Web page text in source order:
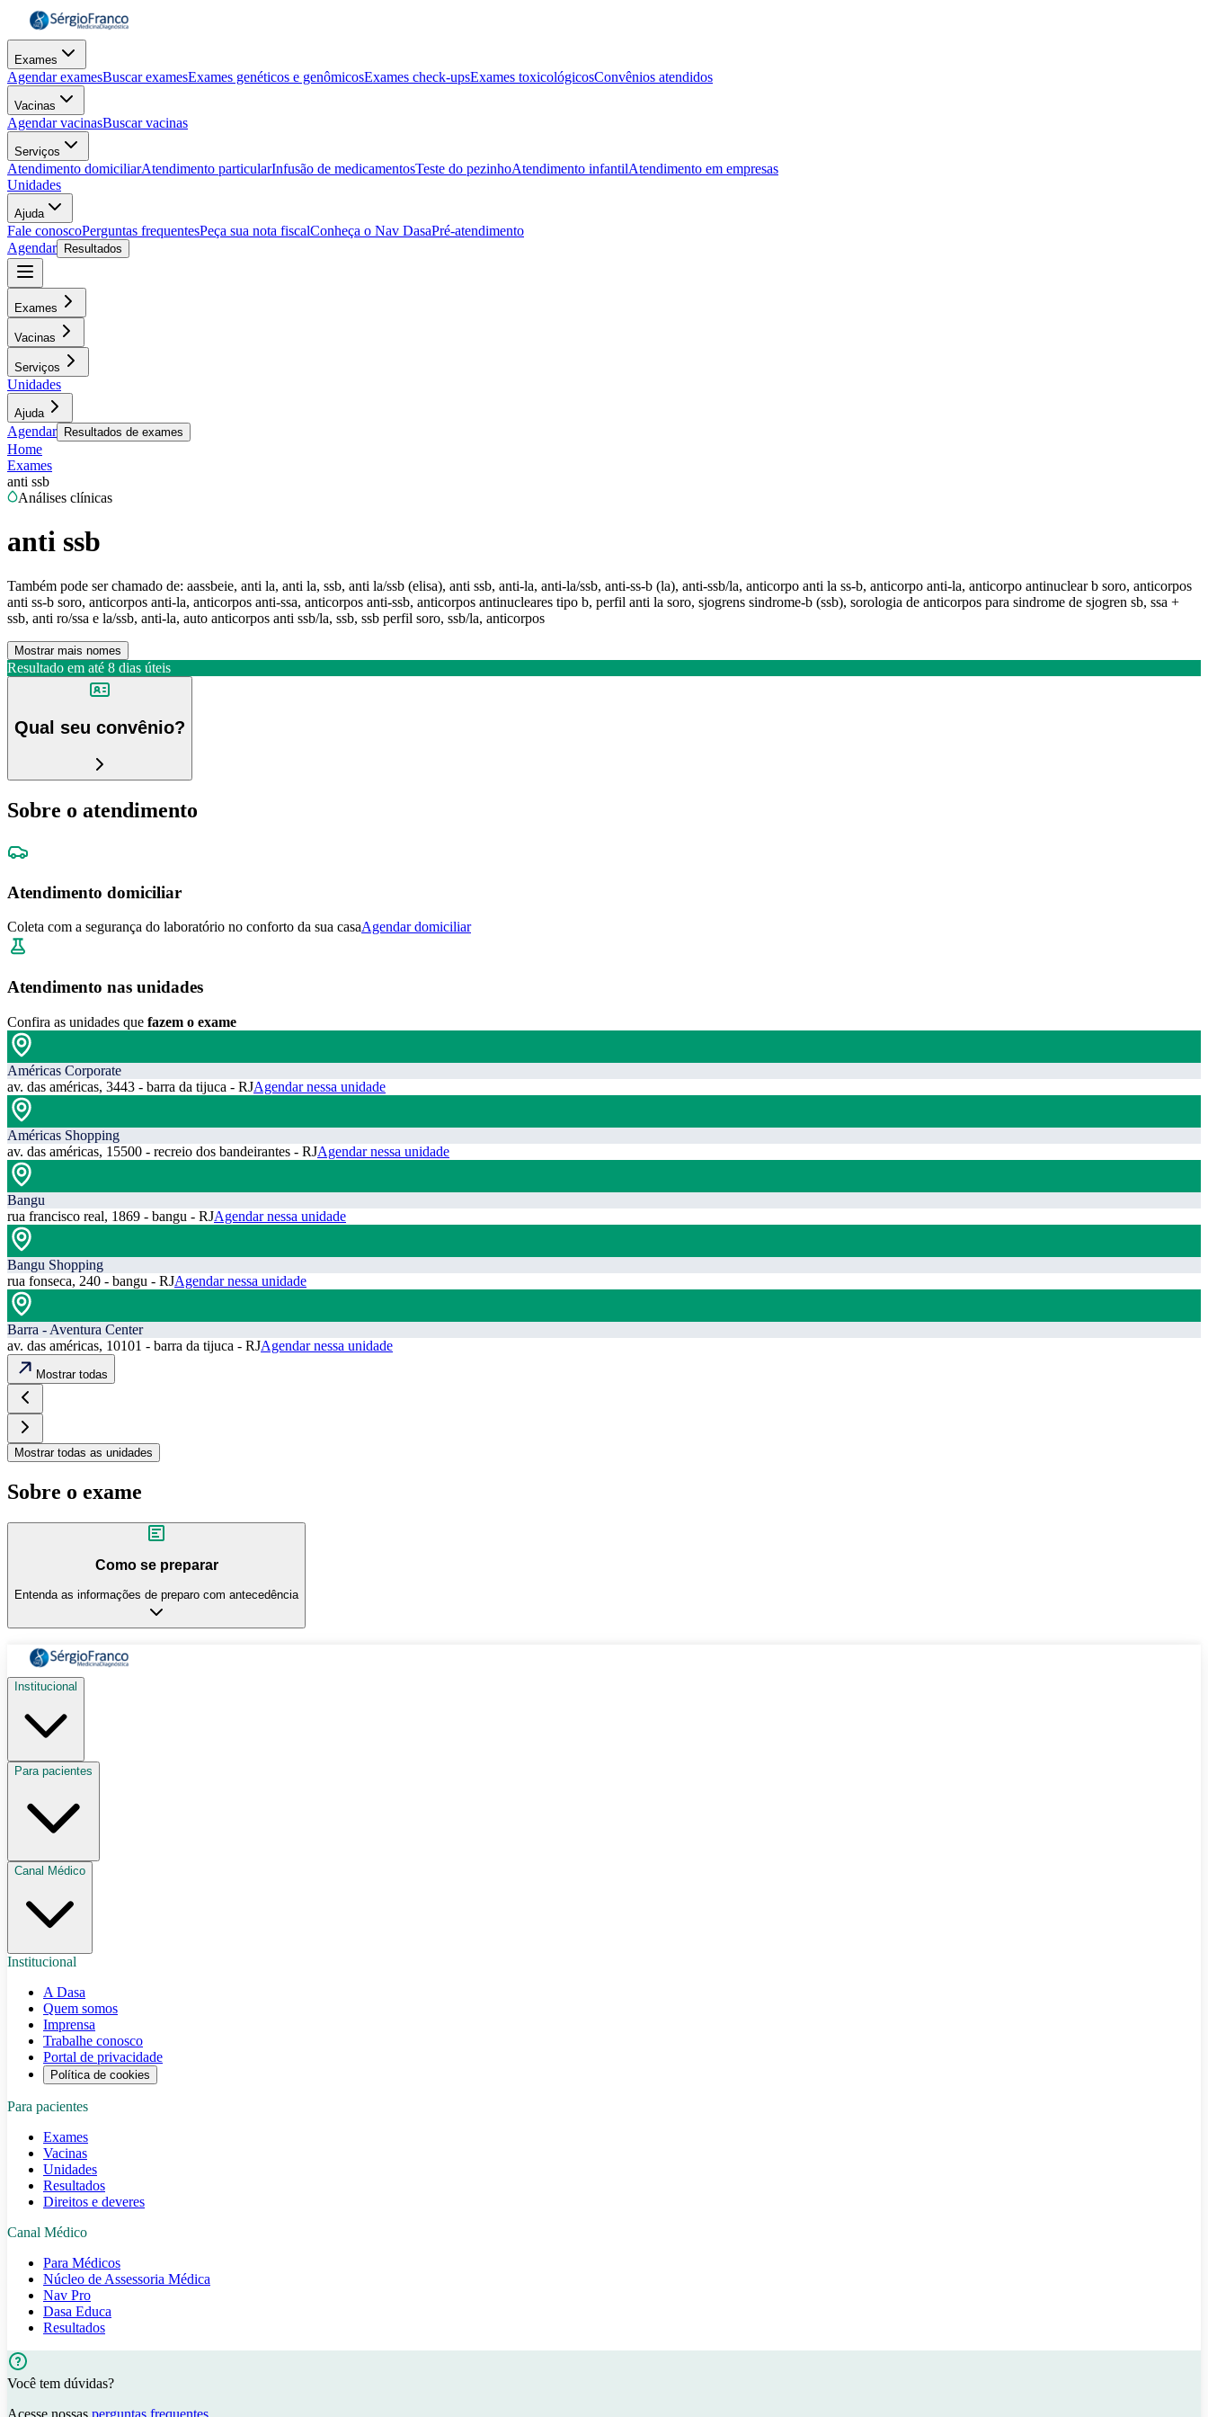
Exames
Agendar examesBuscar examesExames genéticos e genômicosExames check-upsExames toxicológicosConvênios atendidos
Vacinas
Agendar vacinasBuscar vacinas
Serviços
Atendimento domiciliarAtendimento particularInfusão de medicamentosTeste do pezinhoAtendimento infantilAtendimento em empresas
Unidades
Ajuda
Fale conoscoPerguntas frequentesPeça sua nota fiscalConheça o Nav DasaPré-atendimento
Agendar
Resultados
Exames
Vacinas
Serviços
Unidades
Ajuda
Agendar Resultados de exames
Home
Exames
anti ssb
Análises clínicas
anti ssb
Também pode ser chamado de: aassbeie, anti la, anti la, ssb, anti la/ssb (elisa), anti ssb, anti-la, anti-la/ssb, anti-ss-b (la), anti-ssb/la, anticorpo anti la ss-b, anticorpo anti-la, anticorpo antinuclear b soro, anticorpos
anti ss-b soro, anticorpos anti-la, anticorpos anti-ssa, anticorpos anti-ssb, anticorpos antinucleares tipo b, perfil anti la soro, sjogrens sindrome-b (ssb), sorologia de anticorpos para sindrome de sjogren sb, ssa +
ssb, anti ro/ssa e la/ssb, anti-la, auto anticorpos anti ssb/la, ssb, ssb perfil soro, ssb/la, anticorpos
Mostrar mais nomes
Resultado em até 8 dias úteis
Qual seu convênio?
Sobre o atendimento
Atendimento domiciliar
Coleta com a segurança do laboratório no conforto da sua casaAgendar domiciliar
Atendimento nas unidades
Confira as unidades que fazem o exame
Américas Corporate
av. das américas, 3443 - barra da tijuca - RJAgendar nessa unidade
Américas Shopping
av. das américas, 15500 - recreio dos bandeirantes - RJAgendar nessa unidade
Bangu
rua francisco real, 1869 - bangu - RJAgendar nessa unidade
Bangu Shopping
rua fonseca, 240 - bangu - RJAgendar nessa unidade
Barra - Aventura Center
av. das américas, 10101 - barra da tijuca - RJAgendar nessa unidade
Mostrar todas
Mostrar todas as unidades
Sobre o exame
Como se preparar
Entenda as informações de preparo com antecedência
Institucional
Para pacientes
Canal Médico
Institucional
A Dasa
Quem somos
Imprensa
Trabalhe conosco
Portal de privacidade
Política de cookies
Para pacientes
Exames
Vacinas
Unidades
Resultados
Direitos e deveres
Canal Médico
Para Médicos
Núcleo de Assessoria Médica
Nav Pro
Dasa Educa
Resultados
Você tem dúvidas?